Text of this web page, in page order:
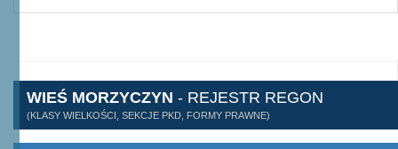
WIEŚ MORZYCZYN - REJESTR REGON
(KLASY WIELKOŚCI, SEKCJE PKD, FORMY PRAWNE)